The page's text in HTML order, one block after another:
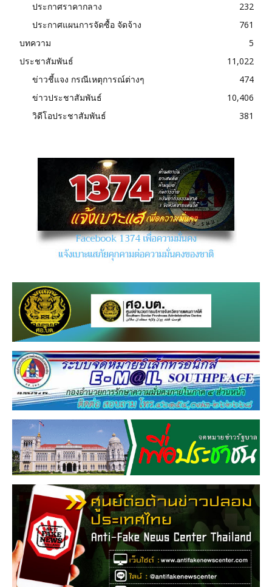
ประกาศราคากลาง
232
ประกาศแผนการจัดซื้อ จัดจ้าง
761
บทความ
5
ประชาสัมพันธ์
11,022
ข่าวชี้แจง กรณีเหตุการณ์ต่างๆ
474
ข่าวประชาสัมพันธ์
10,406
วิดีโอประชาสัมพันธ์
381